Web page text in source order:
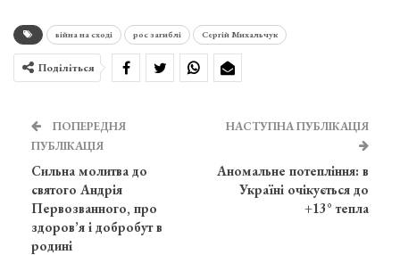
війна на сході рос загиблі Сергій Михальчук
Поділіться
ПОПЕРЕДНЯ
ПУБЛІКАЦІЯ
Сильна молитва до
святого Андрія
Первозванного, про
здоров’я і добробут в
родині
НАСТУПНА ПУБЛІКАЦІЯ
Аномальне потепління: в
Україні очікується до
+13° тепла